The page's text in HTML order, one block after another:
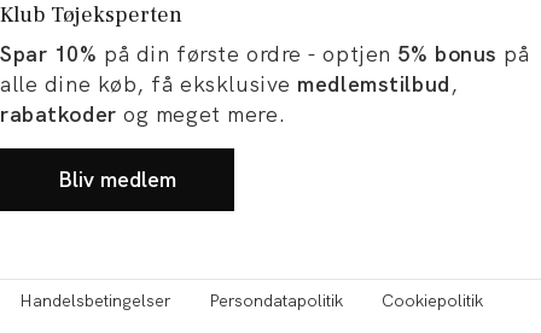
dit købog artikler
og karriere
Klub Tøjeksperten
Spar 10% på din første ordre - optjen 5% bonus på
alle dine køb, få eksklusive medlemstilbud,
rabatkoder og meget mere.
Bliv medlem
Handelsbetingelser Persondatapolitik
Cookiepolitik